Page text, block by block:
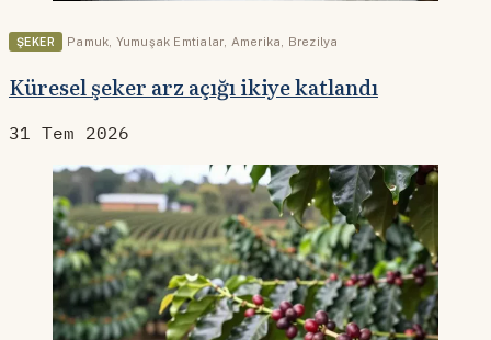
ŞEKER Pamuk, Yumuşak Emtialar, Amerika, Brezilya
Küresel şeker arz açığı ikiye katlandı
31 Tem 2026